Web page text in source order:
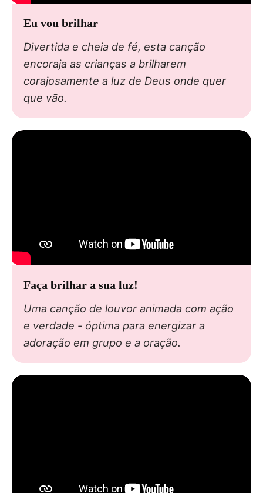
Eu vou brilhar
Divertida e cheia de fé, esta canção
encoraja as crianças a brilharem
corajosamente a luz de Deus onde quer
que vão.
Faça brilhar a sua luz!
Uma canção de louvor animada com ação
e verdade - óptima para energizar a
adoração em grupo e a oração.